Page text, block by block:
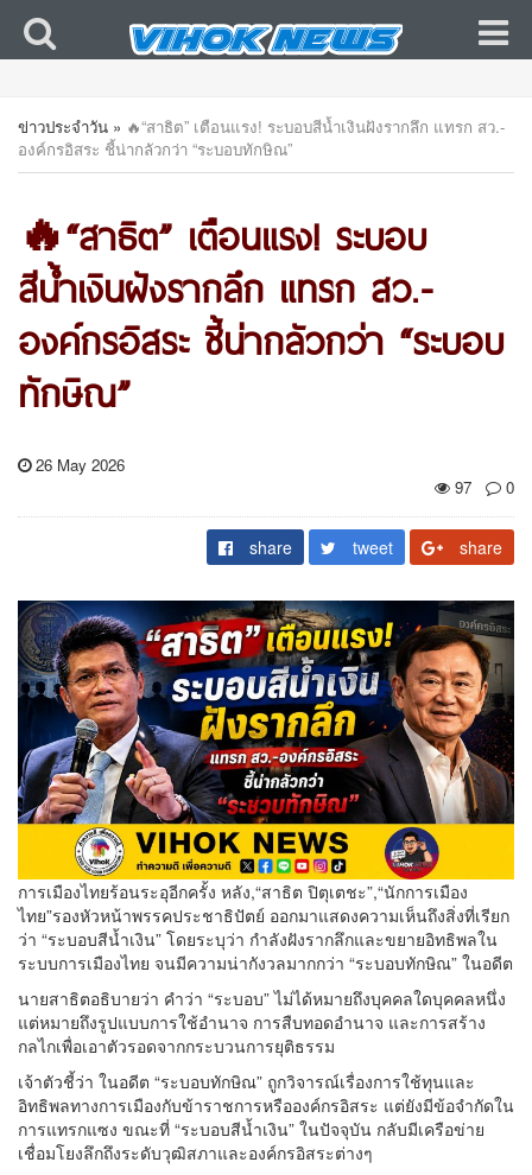
ข่าวประจำวัน » 🔥“สาธิต” เตือนแรง! ระบอบสีน้ำเงินฝังรากลึก แทรก สว.-
องค์กรอิสระ ชี้น่ากลัวกว่า “ระบอบทักษิณ”
🔥“สาธิต” เตือนแรง! ระบอบ
สีน้ำเงินฝังรากลึก แทรก สว.-
องค์กรอิสระ ชี้น่ากลัวกว่า “ระบอบ
ทักษิณ”
26 May 2026
97
0
share tweet share
การเมืองไทยร้อนระอุอีกครั้ง หลัง,“สาธิต ปิตุเตชะ”,“นักการเมือง
ไทย”รองหัวหน้าพรรคประชาธิปัตย์ ออกมาแสดงความเห็นถึงสิ่งที่เรียก
ว่า “ระบอบสีน้ำเงิน” โดยระบุว่า กำลังฝังรากลึกและขยายอิทธิพลใน
ระบบการเมืองไทย จนมีความน่ากังวลมากกว่า “ระบอบทักษิณ” ในอดีต
นายสาธิตอธิบายว่า คำว่า “ระบอบ” ไม่ได้หมายถึงบุคคลใดบุคคลหนึ่ง
แต่หมายถึงรูปแบบการใช้อำนาจ การสืบทอดอำนาจ และการสร้าง
กลไกเพื่อเอาตัวรอดจากกระบวนการยุติธรรม
เจ้าตัวชี้ว่า ในอดีต “ระบอบทักษิณ” ถูกวิจารณ์เรื่องการใช้ทุนและ
อิทธิพลทางการเมืองกับข้าราชการหรือองค์กรอิสระ แต่ยังมีข้อจำกัดใน
การแทรกแซง ขณะที่ “ระบอบสีน้ำเงิน” ในปัจจุบัน กลับมีเครือข่าย
เชื่อมโยงลึกถึงระดับวุฒิสภาและองค์กรอิสระต่างๆ